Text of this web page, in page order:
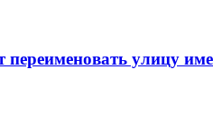
улицу